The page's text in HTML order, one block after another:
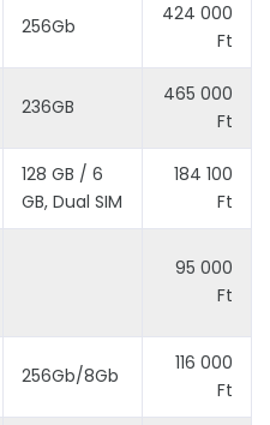
256Gb
424 000
Ft
236GB
465 000
Ft
128 GB / 6
GB, Dual SIM
184 100
Ft
95 000
Ft
256Gb/8Gb
116 000
Ft